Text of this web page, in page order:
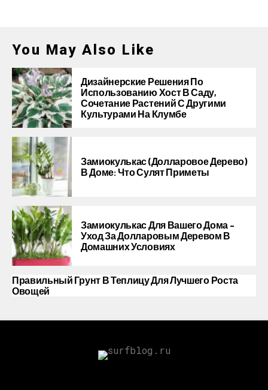
You May Also Like
Дизайнерские Решения По
Использованию Хост В Саду,
Сочетание Растений С Другими
Культурами На Клумбе
Замиокулькас (долларовое Дерево)
В Доме: Что Сулят Приметы
Замиокулькас Для Вашего Дома –
Уход За Долларовым Деревом В
Домашних Условиях
Правильный Грунт В Теплицу Для Лучшего Роста
Овощей